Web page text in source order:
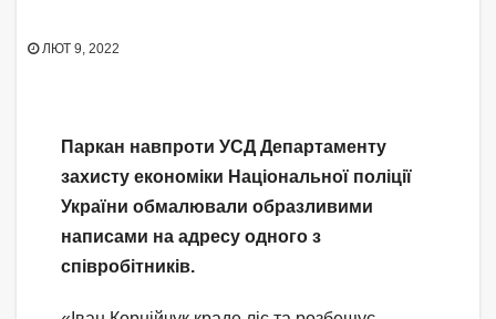
ЛЮТ 9, 2022
Паркан навпроти УСД Департаменту
захисту економіки Національної поліції
України обмалювали образливими
написами на адресу одного з
співробітників.